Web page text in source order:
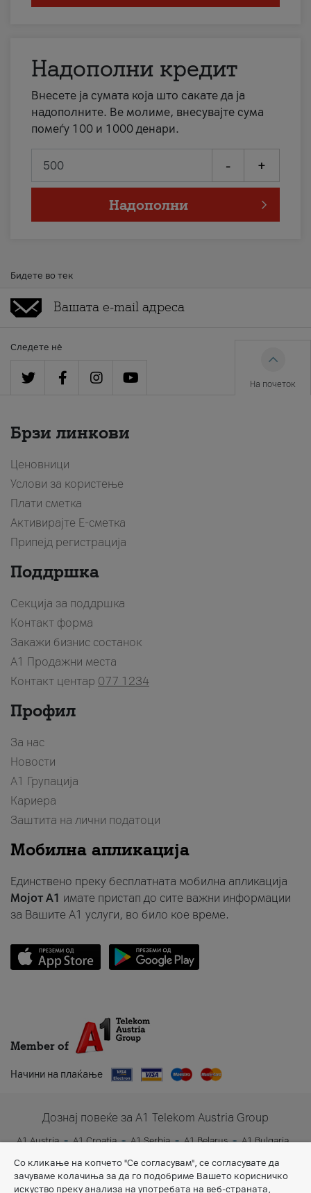
Надополни кредит
Внесете ја сумата која што сакате да ја
надополните. Ве молиме, внесувајте сума
помеѓу 100 и 1000 денари.
- +
Надополни
Бидете во тек
Следете нè
На почеток
Брзи линкови
Ценовници
Услови за користење
Плати сметка
Активирајте Е-сметка
Припејд регистрација
Поддршка
Секција за поддршка
Контакт форма
Закажи бизнис состанок
A1 Продажни места
Контакт центар 077 1234
Профил
За нас
Новости
А1 Групација
Кариера
Заштита на лични податоци
Мобилна апликација
Единствено преку бесплатната мобилна апликација
Мојот A1 имате пристап до сите важни информации
за Вашите A1 услуги, во било кое време.
Member of
Начини на плаќање
Дознај повеќе за A1 Telekom Austria Group
A1 Austria A1 Croatia A1 Serbia A1 Belarus
A1 Bulgaria
Со кликање на копчето "Се согласувам", се согласувате да
зачуваме колачиња за да го подобриме Вашето корисничко
искуство преку анализа на употребата на веб-страната,